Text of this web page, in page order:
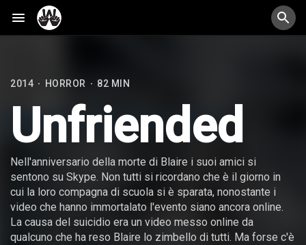
2014 · HORROR · 82 MIN
Unfriended
Nell'anniversario della morte di Blaire i suoi amici si
sentono su Skype. Non tutti si ricordano che è il giorno in
cui la loro compagna di scuola si è sparata, nonostante i
video che hanno immortalato l'evento siano ancora online.
La causa del suicidio era un video messo online da
qualcuno che ha reso Blaire lo zimbello di tutti. Ma forse c'è